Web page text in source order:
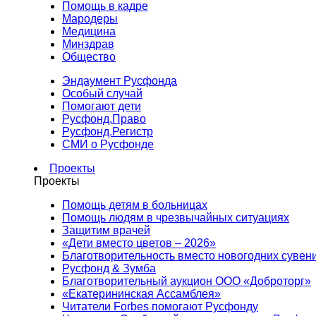
Помощь в кадре
Мародеры
Медицина
Минздрав
Общество
Эндаумент Русфонда
Особый случай
Помогают дети
Русфонд.Право
Русфонд.Регистр
СМИ о Русфонде
Проекты
Проекты
Помощь детям в больницах
Помощь людям в чрезвычайных ситуациях
Защитим врачей
«Дети вместо цветов – 2026»
Благотворительность вместо новогодних
Русфонд & Зумба
Благотворительный аукцион ООО «Доброторг»
«Екатерининская Ассамблея»
Читатели Forbes помогают Русфонду